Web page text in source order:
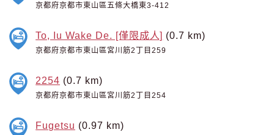
京都府京都市東山區五條大橋東3-412
To, Iu Wake De. [僅限成人] (0.7 km)
京都府京都市東山區宮川筋2丁目259
2254 (0.7 km)
京都府京都市東山區宮川筋2丁目254
Fugetsu (0.97 km)